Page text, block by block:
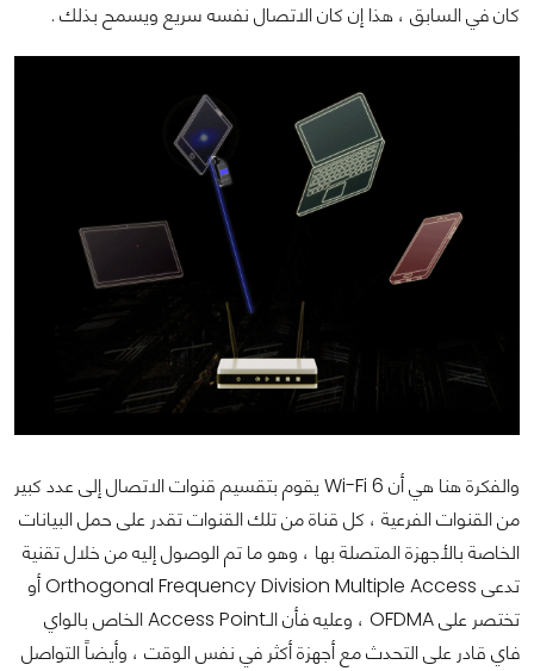
كان في السابق ، هذا إن كان الاتصال نفسه سريع ويسمح بذلك .
والفكرة هنا هي أن Wi-Fi 6 يقوم بتقسيم قنوات الاتصال إلى عدد كبير
من القنوات الفرعية ، كل قناة من تلك القنوات تقدر على حمل البيانات
الخاصة بالأجهزة المتصلة بها ، وهو ما تم الوصول إليه من خلال تقنية
تدعى Orthogonal Frequency Division Multiple Access أو
تختصر على OFDMA ، وعليه فأن الـAccess Point الخاص بالواي
فاي قادر على التحدث مع أجهزة أكثر في نفس الوقت ، وأيضاً التواصل